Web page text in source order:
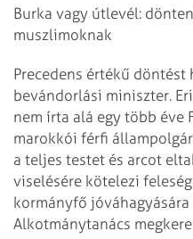
Burka vagy útlevél:
muszlimoknak
Precedens értékű döntést
bevándorlási miniszter.
nem írta alá egy több éve
marokkói férfi
a teljes testet és arcot
viselésére kötelezi
kormányfő
Alkotmánytanács